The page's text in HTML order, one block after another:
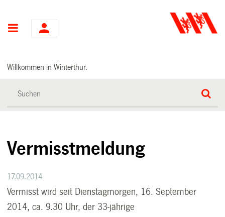
Hauptnavigation
Willkommen in Winterthur.
Vermisstmeldung
17.09.2014
Vermisst wird seit Dienstagmorgen, 16. September
2014, ca. 9.30 Uhr, der 33-jährige